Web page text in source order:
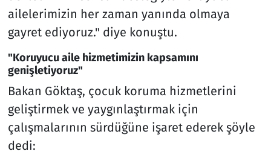
ailelerimizin her zaman yanında olmaya
gayret ediyoruz." diye konuştu.
"Koruyucu aile hizmetimizin kapsamını
genişletiyoruz"
Bakan Göktaş, çocuk koruma hizmetlerini
geliştirmek ve yaygınlaştırmak için
çalışmalarının sürdüğüne işaret ederek şöyle
dedi: